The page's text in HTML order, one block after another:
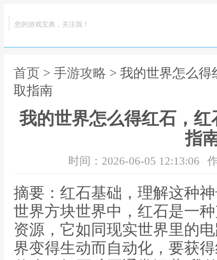
您的游戏宝典，关注我！
首页 > 手游攻略 > 我的世界怎么
取指南
我的世界怎么得红石，
指
时间：2026-06-05 12:13:06
摘要：红石基础，理解这种
世界方块世界中，红石是一
资源，它如同现实世界里的
界变得生动而自动化，要获